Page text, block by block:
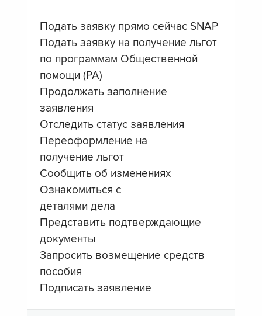
Подать заявку прямо сейчас SNAP
Подать заявку на получение льгот
по программам Общественной
помощи (PA)
Продолжать заполнение
заявления
Отследить статус заявления
Переоформление на
получение льгот
Сообщить об изменениях
Ознакомиться с
деталями дела
Представить подтверждающие
документы
Запросить возмещение средств
пособия
Подписать заявление